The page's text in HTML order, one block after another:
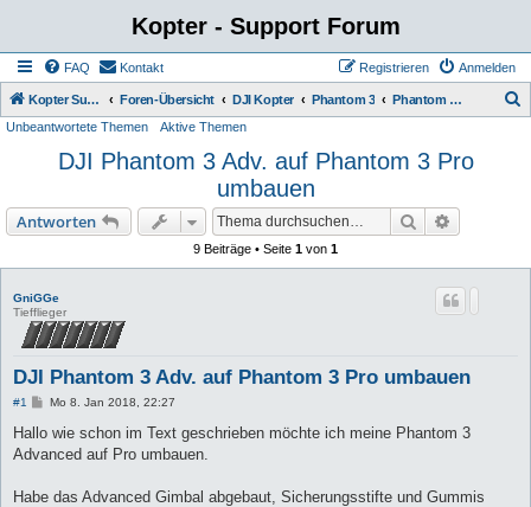
Kopter - Support Forum
FAQ Kontakt Anmelden
Registrieren
Kopter Support - von Anwendern für Anwender. Foren-Übersicht DJI Kopter Phantom 3 Phantom 3 Advanced & Professional
Unbeantwortete Themen Aktive Themen
DJI Phantom 3 Adv. auf Phantom 3 Pro
umbauen
Antworten Suche
9 Beiträge • Seite 1 von 1
GniGGe
Tiefflieger
DJI Phantom 3 Adv. auf Phantom 3 Pro umbauen
#1
B
i
r
Mo 8. Jan 2018, 22:27
Hallo wie schon im Text geschrieben möchte ich meine Phantom 3
Advanced auf Pro umbauen.
Habe das Advanced Gimbal abgebaut, Sicherungsstifte und Gummis